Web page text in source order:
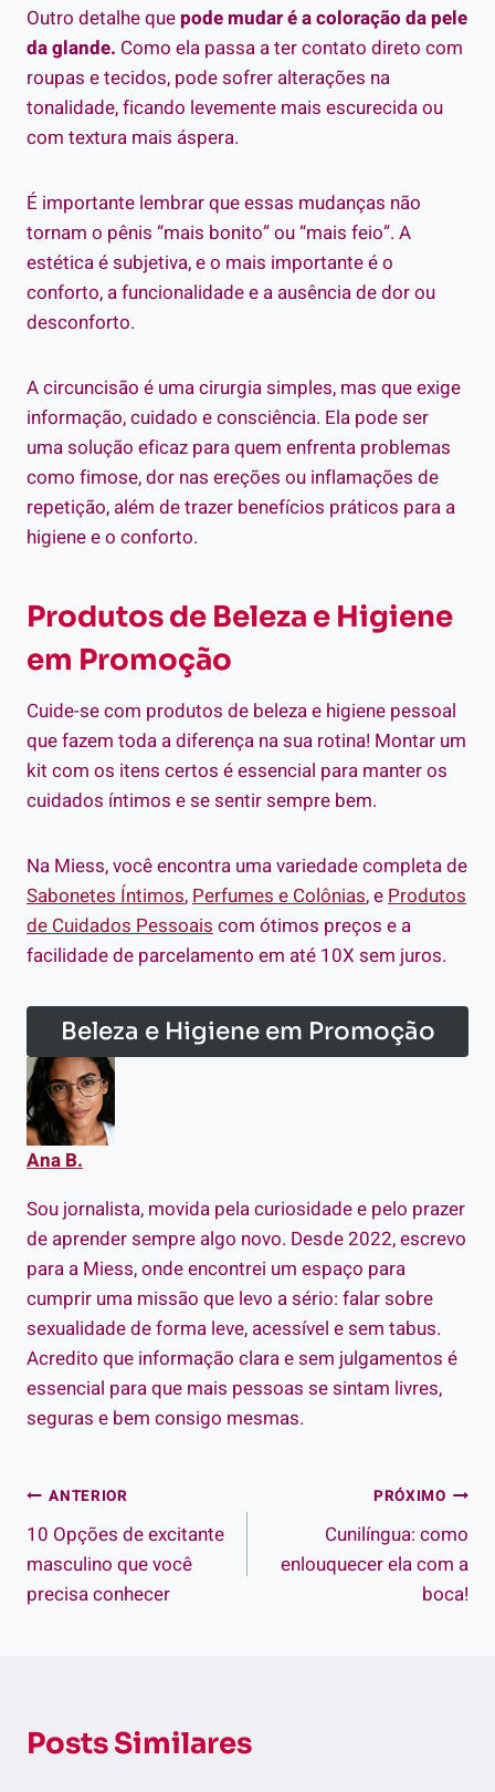
Outro detalhe quepode mudar é a coloração da pele
da glande. Como ela passa a ter contato direto com
roupas e tecidos, pode sofrer alterações na
tonalidade, ficando levemente mais escurecida ou
com textura mais áspera.
É importante lembrar que essas mudanças não
tornam o pênis “mais bonito” ou “mais feio”. A
estética é subjetiva, e o mais importante é o
conforto, a funcionalidade e a ausência de dor ou
desconforto.
A circuncisão é uma cirurgia simples, mas que exige
informação, cuidado e consciência. Ela pode ser
uma solução eficaz para quem enfrenta problemas
como fimose, dor nas ereções ou inflamações de
repetição, além de trazer benefícios práticos para a
higiene e o conforto.
Produtos de Beleza e Higiene
em Promoção
Cuide-se com produtos de beleza e higiene pessoal
que fazem toda a diferença na sua rotina! Montar um
kit com os itens certos é essencial para manter os
cuidados íntimos e se sentir sempre bem.
Na Miess, você encontra uma variedade completa de
Sabonetes Íntimos, Perfumes e Colônias, e Produtos
de Cuidados Pessoais com ótimos preços e a
facilidade de parcelamento em até 10X sem juros.
Beleza e Higiene em Promoção
Ana B.
Sou jornalista, movida pela curiosidade e pelo prazer
de aprender sempre algo novo. Desde 2022, escrevo
para a Miess, onde encontrei um espaço para
cumprir uma missão que levo a sério: falar sobre
sexualidade de forma leve, acessível e sem tabus.
Acredito que informação clara e sem julgamentos é
essencial para que mais pessoas se sintam livres,
seguras e bem consigo mesmas.
Navegação
de
Post
ANTERIOR
10 Opções de excitante
masculino que você
precisa conhecer
PRÓXIMO
Cunilíngua: como
enlouquecer ela com a
boca!
Posts Similares